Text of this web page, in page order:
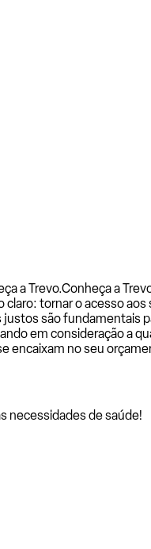
a Trevo.Conheça a
tornar o acesso
são fundamentais
em consideração a
encaixam no seu
necessidades de saúde!